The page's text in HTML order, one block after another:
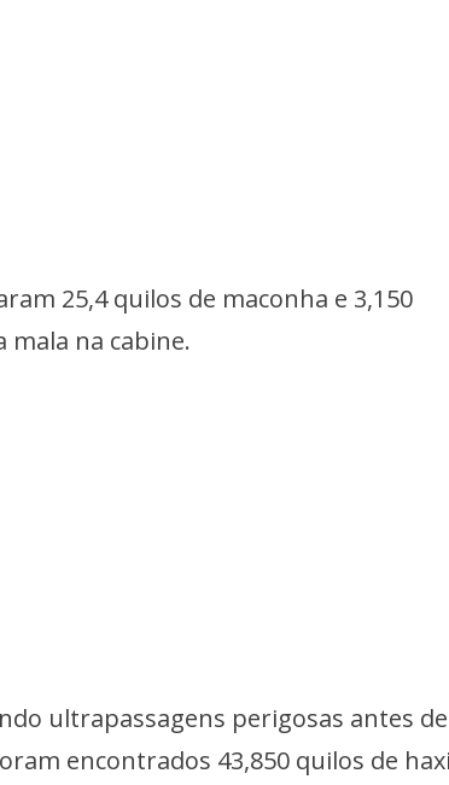
25,4 quilos de maconha e 3,150
na cabine.
ultrapassagens perigosas antes de
encontrados 43,850 quilos de